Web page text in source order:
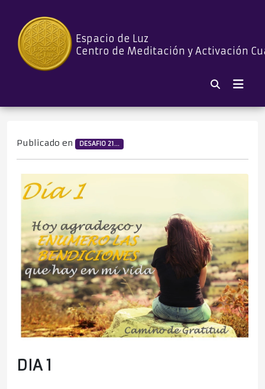
Espacio de Luz
Centro de Meditación y Activación
Publicado en DESAFIO 21...
DIA 1